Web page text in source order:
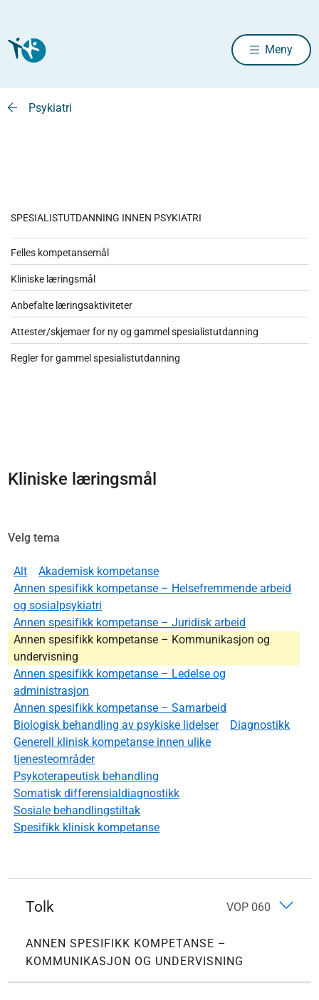
Meny
Psykiatri
SPESIALISTUTDANNING INNEN PSYKIATRI
Felles kompetansemål
Kliniske læringsmål
Anbefalte læringsaktiviteter
Attester/skjemaer for ny og gammel spesialistutdanning
Regler for gammel spesialistutdanning
Kliniske læringsmål
Velg tema
Alt
Akademisk kompetanse
Annen spesifikk kompetanse – Helsefremmende arbeid
og sosialpsykiatri
Annen spesifikk kompetanse – Juridisk arbeid
Annen spesifikk kompetanse – Kommunikasjon og
undervisning
Annen spesifikk kompetanse – Ledelse og
administrasjon
Annen spesifikk kompetanse – Samarbeid
Biologisk behandling av psykiske lidelser
Diagnostikk
Generell klinisk kompetanse innen ulike
tjenesteområder
Psykoterapeutisk behandling
Somatisk differensialdiagnostikk
Sosiale behandlingstiltak
Spesifikk klinisk kompetanse
Tolk VOP 060
ANNEN SPESIFIKK KOMPETANSE –
KOMMUNIKASJON OG UNDERVISNING